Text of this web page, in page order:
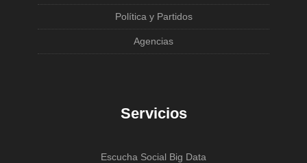
Política y Partidos
Agencias
Servicios
Escucha Social Big Data